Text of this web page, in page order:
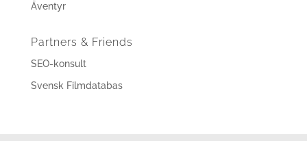
Äventyr
Partners & Friends
SEO-konsult
Svensk Filmdatabas